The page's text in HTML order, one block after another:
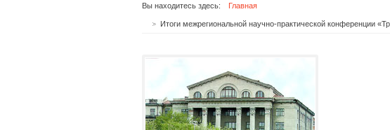
Вы находитесь здесь: Главная